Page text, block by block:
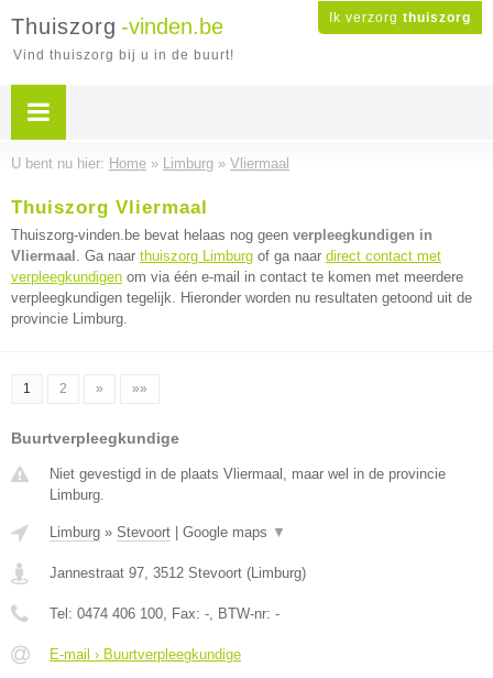
Ik verzorg thuiszorg
Thuiszorg -vinden.be
Vind thuiszorg bij u in de buurt!
U bent nu hier: Home » Limburg » Vliermaal
Thuiszorg Vliermaal
Thuiszorg-vinden.be bevat helaas nog geen verpleegkundigen in
Vliermaal . Ga naar thuiszorg Limburg of ga naar direct contact met
verpleegkundigen om via één e-mail in contact te komen met meerdere
verpleegkundigen tegelijk. Hieronder worden nu resultaten getoond uit de
provincie Limburg.
1 2 » »»
Buurtverpleegkundige
Niet gevestigd in de plaats Vliermaal, maar wel in de provincie
Limburg.
Limburg » Stevoort Google maps ▼
Jannestraat 97, 3512 Stevoort (Limburg)
Tel: 0474 406 100, Fax: -, BTW-nr: -
E-mail › Buurtverpleegkundige